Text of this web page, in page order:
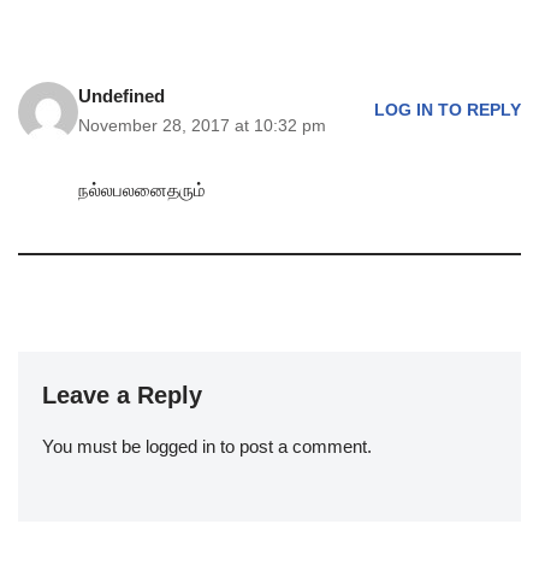
Undefined
November 28, 2017 at 10:32 pm
LOG IN TO REPLY
நல்லபலனைதரும்
Leave a Reply
You must be logged in to post a comment.